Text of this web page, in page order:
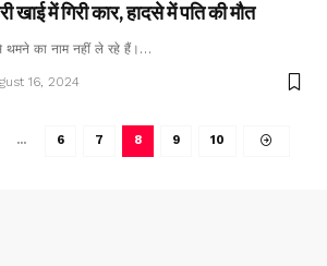
खाई में गिरी कार, हादसे में पति की मौत
थमने का नाम नहीं ले रहे हैं।…
16, 2024
… 6 7 8 9 10